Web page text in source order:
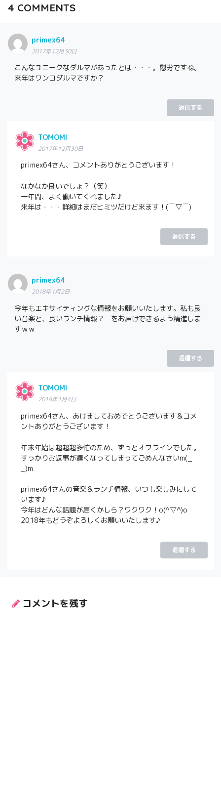
4 COMMENTS
primex64
2017年12月30日
こんなユニークなダルマがあったとは・・・。慰労ですね。
来年はワンコダルマですか？
返信する
TOMOMI
2017年12月30日
primex64さん、コメントありがとうございます！
なかなか良いでしょ？（笑）
一年間、よく働いてくれました♪
来年は・・・詳細はまだヒミツだけど来ます！(￣▽￣)
返信する
primex64
2018年1月2日
今年もエキサイティングな情報をお願いいたします。私も良
い音楽と、良いランチ情報？ をお届けできるよう精進しま
すｗｗ
返信する
TOMOMI
2018年1月4日
primex64さん、あけましておめでとうございます＆コメ
ントありがとうございます！
年末年始は超超超多忙のため、ずっとオフラインでした。
すっかりお返事が遅くなってしまってごめんなさいm(_
_)m
primex64さんの音楽＆ランチ情報、いつも楽しみにして
います♪
今年はどんな話題が届くかしら？ワクワク！o(^▽^)o
2018年もどうぞよろしくお願いいたします♪
返信する
コメントを残す